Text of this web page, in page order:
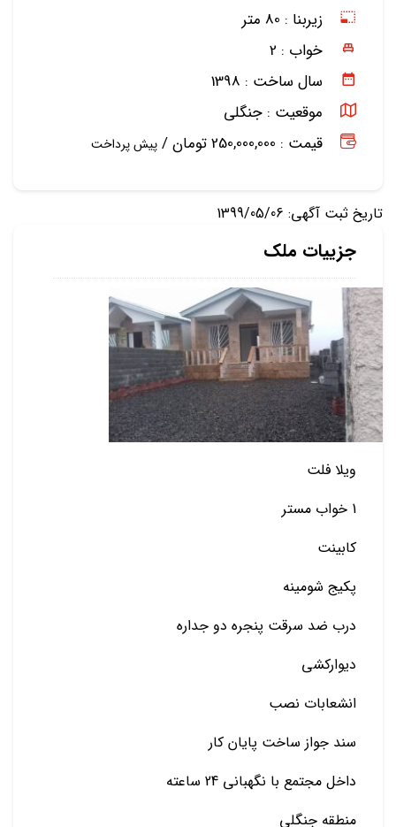
زیربنا : 80 متر
خواب : 2
سال ساخت : 1398
موقعیت : جنگلی
قیمت : 250,000,000 تومان /
پیش پرداخت
تاریخ ثبت آگهی: 1399/05/06
جزییات ملک
ویلا فلت
1 خواب مستر
کابینت
پکیج شومینه
درب ضد سرقت پنجره دو جداره
دیوارکشی
انشعابات نصب
سند جواز ساخت پایان کار
داخل مجتمع با نگهبانی 24 ساعته
منطقه جنگلی